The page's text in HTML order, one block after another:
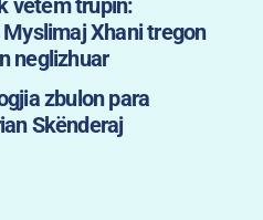
Xhani tregon
neglizhuar
zbulon para
Skënderaj